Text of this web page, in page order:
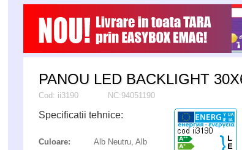
PANOU LED BACKLIGHT
Cod: ii3190 NC:94051190
Specificatii tehnice:
Culoare:
Alb Neutru, Alb